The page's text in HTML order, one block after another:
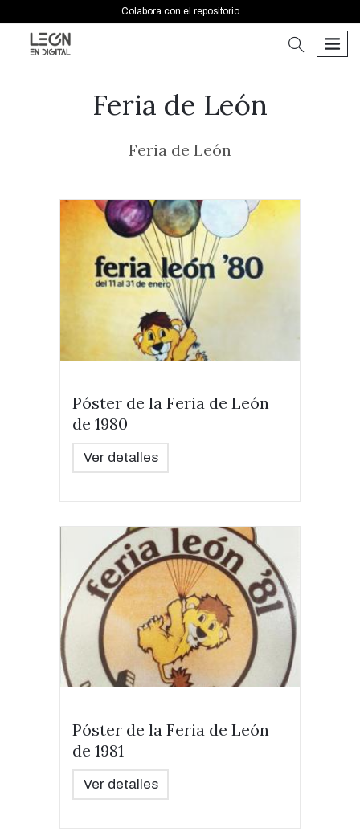
Colabora con el repositorio
buscar
Feria de León
Feria de León
Póster de la Feria de León
de 1980
Ver detalles
Póster de la Feria de León
de 1981
Ver detalles